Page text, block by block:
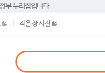
부 누리집입니다.
작은 창 사전